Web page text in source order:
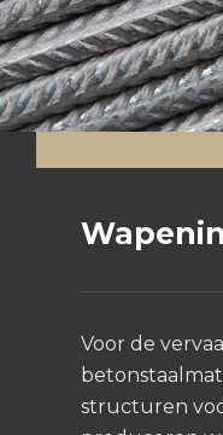
Voor de
structuren